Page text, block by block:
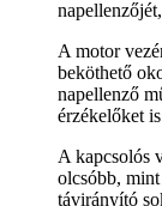
A motor
beköthető
napellenző
érzékelőket
A kapcsolós
olcsóbb,
távirányító